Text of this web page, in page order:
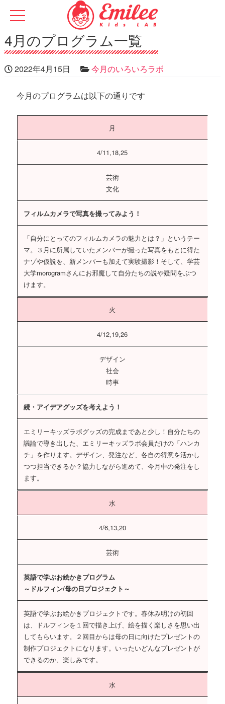
4月のプログラム一覧
2022年4月15日 今月のいろいろラボ
今月のプログラムは以下の通りです
月
4/11,18,25
芸術
文化
フィルムカメラで写真を撮ってみよう！
「自分にとってのフィルムカメラの魅力とは？」というテー
マ。３月に所属していたメンバーが撮った写真をもとに得た
ナゾや仮説を、新メンバーも加えて実験撮影！そして、学芸
大学morogramさんにお邪魔して自分たちの説や疑問をぶつ
けます。
火
4/12,19,26
デザイン
社会
時事
続・アイデアグッズを考えよう！
エミリーキッズラボグッズの完成まであと少し！自分たちの
議論で導き出した、エミリーキッズラボ会員だけの「ハンカ
チ」を作ります。デザイン、発注など、各自の得意を活かし
つつ担当できるか？協力しながら進めて、今月中の発注をし
ます。
水
4/6,13,20
芸術
英語で学ぶお絵かきプログラム
～ドルフィン/母の日プロジェクト～
英語で学ぶお絵かきプロジェクトです。春休み明けの初回
は、ドルフィンを１回で描き上げ、絵を描く楽しさを思い出
してもらいます。２回目からは母の日に向けたプレゼントの
制作プロジェクトになります。いったいどんなプレゼントが
できるのか、楽しみです。
水